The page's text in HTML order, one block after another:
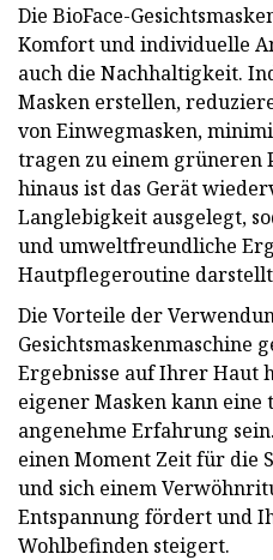
Die BioFace-
Komfort und individuelle
auch die Nachhaltigkeit.
Masken erstellen,
von Einwegmasken,
tragen zu einem grüneren
hinaus ist das Gerät
Langlebigkeit ausgelegt,
und umweltfreundliche
Hautpflegeroutine
Die Vorteile der
Gesichtsmaskenmaschine
Ergebnisse auf Ihrer Haut
eigener Masken kann eine
angenehme Erfahrung
einen Moment Zeit für die
und sich einem
Entspannung fördert und
Wohlbefinden steigert.